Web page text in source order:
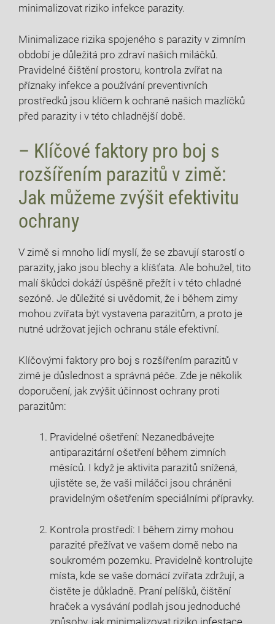
minimalizovat riziko infekce parazity.
Minimalizace rizika spojeného s parazity v zimním
období je důležitá pro zdraví našich miláčků.
Pravidelné čištění prostoru, kontrola zvířat na
příznaky infekce a používání preventivních
prostředků jsou klíčem k ochraně našich mazlíčků
před parazity i v této chladnější době.
– Klíčové faktory pro boj s
rozšířením parazitů v zimě:
Jak můžeme zvýšit efektivitu
ochrany
V zimě si mnoho lidí myslí, že se zbavují starostí o
parazity, jako jsou blechy a klíšťata. Ale bohužel, tito
malí škůdci dokáží úspěšně přežít i v této chladné
sezóně. Je důležité si uvědomit, že i během zimy
mohou zvířata být vystavena parazitům, a proto je
nutné udržovat jejich ochranu stále efektivní.
Klíčovými faktory pro boj s rozšířením parazitů v
zimě je důslednost a správná péče. Zde je několik
doporučení, jak zvýšit účinnost ochrany proti
parazitům:
Pravidelné ošetření: Nezanedbávejte
antiparazitární ošetření během zimních
měsíců. I když je aktivita parazitů snížená,
ujistěte se, že vaši miláčci jsou chráněni
pravidelným ošetřením speciálními přípravky.
Kontrola prostředí: I během zimy mohou
parazité přežívat ve vašem domě nebo na
soukromém pozemku. Pravidelně kontrolujte
místa, kde se vaše domácí zvířata zdržují, a
čistěte je důkladně. Praní pelíšků, čištění
hraček a vysávání podlah jsou jednoduché
způsoby, jak minimalizovat riziko infestace.